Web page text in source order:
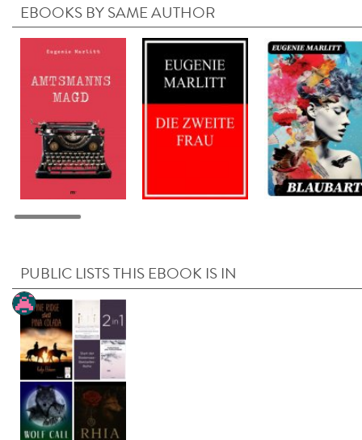
EBOOKS BY SAME AUTHOR
PUBLIC LISTS THIS EBOOK IS IN